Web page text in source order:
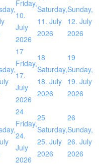
Friday,
10.
July
2026
Saturday,
11. July
2026
Sunday,
12. July
2026
17
Friday,
17.
July
2026
18
Saturday,
18. July
2026
19
Sunday,
19. July
2026
24
Friday,
24.
July
2026
25
Saturday,
25. July
2026
26
Sunday,
26. July
2026